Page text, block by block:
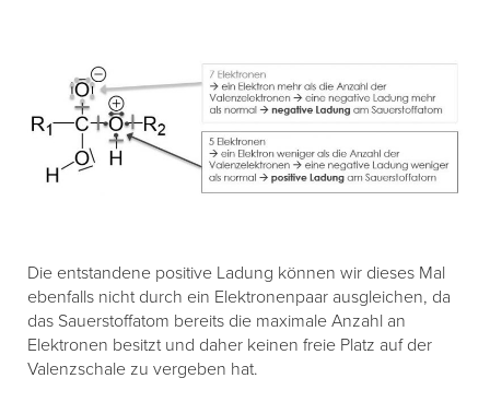
Die entstandene positive Ladung können wir dieses Mal
ebenfalls nicht durch ein Elektronenpaar ausgleichen, da
das Sauerstoffatom bereits die maximale Anzahl an
Elektronen besitzt und daher keinen freie Platz auf der
Valenzschale zu vergeben hat.